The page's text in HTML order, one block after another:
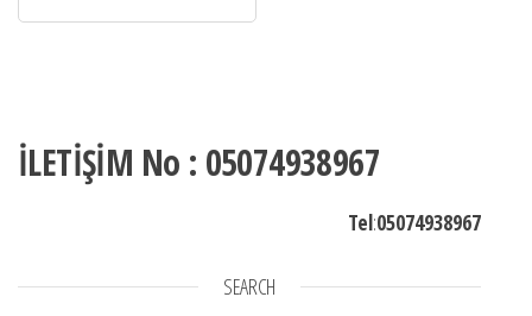
İLETİŞİM No : 05074938967
Tel:05074938967
SEARCH